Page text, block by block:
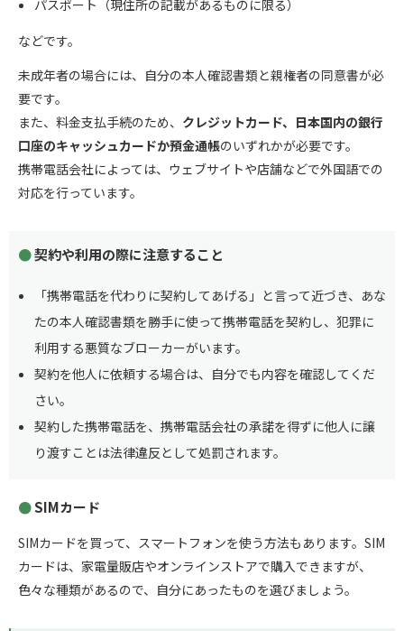
パスポート（現住所の記載があるものに限る）
などです。
未成年者の場合には、自分の本人確認書類と親権者の同意書が必
要です。
また、料金支払手続のため、 クレジットカード、日本国内の銀行
口座のキャッシュカードか預金通帳のいずれかが必要です。
携帯電話会社によっては、ウェブサイトや店舗などで外国語での
対応を行っています。
契約や利用の際に注意すること
「携帯電話を代わりに契約してあげる」と言って近づき、あな
たの本人確認書類を勝手に使って携帯電話を契約し、犯罪に
利用する悪質なブローカーがいます。
契約を他人に依頼する場合は、自分でも内容を確認してくだ
さい。
契約した携帯電話を、携帯電話会社の承諾を得ずに他人に譲
り渡すことは法律違反として処罰されます。
SIMカード
SIMカードを買って、スマートフォンを使う方法もあります。SIM
カードは、家電量販店やオンラインストアで購入できますが、
色々な種類があるので、自分にあったものを選びましょう。